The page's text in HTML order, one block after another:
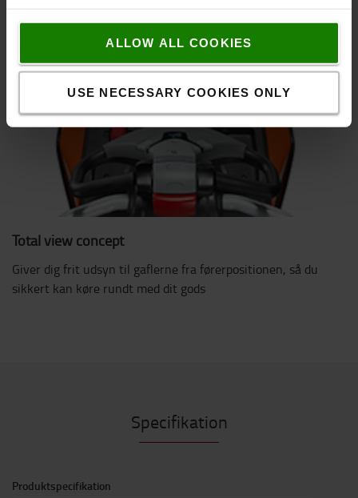
ALLOW ALL COOKIES
USE NECESSARY COOKIES ONLY
Total view concept
Giver dig frit udsyn til gaflerne fra førerpositionen, så du
sikkert kan køre rundt med dit gods
Specifikation
Produktspecifikation